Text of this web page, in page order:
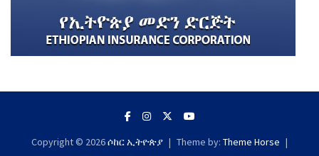
Copyright © 2026ሶከር ኢትዮጵያ Theme by: Theme Horse